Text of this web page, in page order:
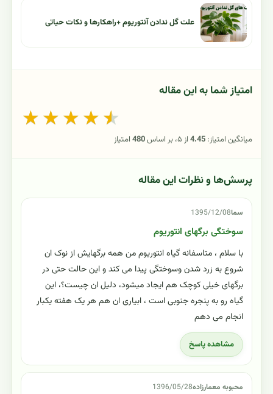
علت گل ندادن آنتوریوم +راهکارها و نکات حیاتی
امتیاز شما به این مقاله
★ ★ ★ ★ ★
میانگین امتیاز: 4.45از ۵، بر اساس 480امتیاز
پرسش‌ها و نظرات این مقاله
سما1395/12/08
سوختگی برگهای انتوریوم
با سلام ، متاسفانه گیاه انتوریوم من همه برگهایش از نوک ان
شروع به زرد شدن وسوختگی پیدا می کند و این حالت حتی در
برگهای خیلی کوچک هم ایجاد میشود، دلیل ان چیست؟، این
گیاه رو به پنجره جنوبی است ، ابیاری ان هم هر یک هفته یکبار
انجام می دهم
مشاهده پاسخ
محبوبه معمارزاده1396/05/28